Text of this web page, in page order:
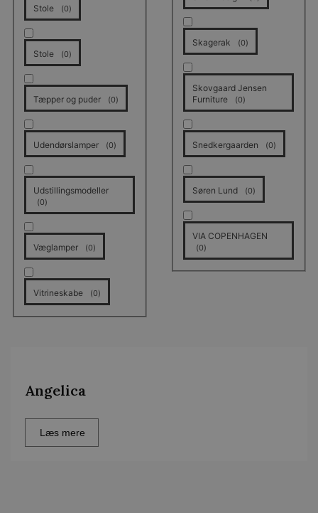
Stole (0)
Stole (0)
Tæpper og puder (0)
Udendørslamper (0)
Udstillingsmodeller
(0)
Væglamper (0)
Vitrineskabe (0)
Skagerak (0)
Skovgaard Jensen
Furniture
(0)
Snedkergaarden (0)
Søren Lund (0)
VIA COPENHAGEN
(0)
Angelica
Læs mere